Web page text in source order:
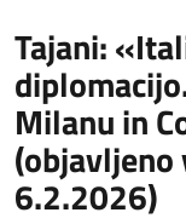
Tajani:
Milanu in
(objavljeno
6.2.2026)